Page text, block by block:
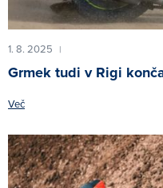
1. 8. 2025 |
Grmek tudi v Rigi
Več